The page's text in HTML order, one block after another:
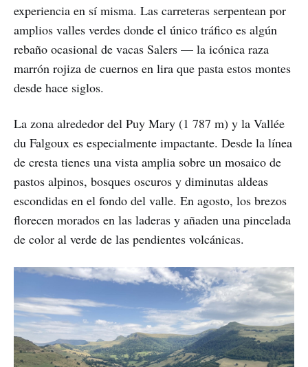
experiencia en sí misma. Las carreteras serpentean por
amplios valles verdes donde el único tráfico es algún
rebaño ocasional de vacas Salers — la icónica raza
marrón rojiza de cuernos en lira que pasta estos montes
desde hace siglos.
La zona alrededor del Puy Mary (1 787 m) y la Vallée
du Falgoux es especialmente impactante. Desde la línea
de cresta tienes una vista amplia sobre un mosaico de
pastos alpinos, bosques oscuros y diminutas aldeas
escondidas en el fondo del valle. En agosto, los brezos
florecen morados en las laderas y añaden una pincelada
de color al verde de las pendientes volcánicas.